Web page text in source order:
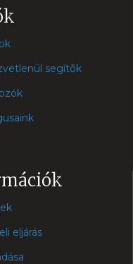
segítõk
eljárás